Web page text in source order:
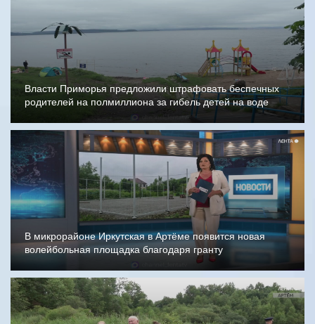
Власти Приморья предложили штрафовать беспечных
родителей на полмиллиона за гибель детей на воде
В микрорайоне Иркутская в Артёме появится новая
волейбольная площадка благодаря гранту